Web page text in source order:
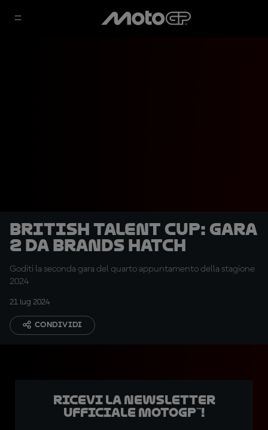
British Talent Cup: Gara
2 da Brands Hatch
Goditi la seconda gara del quarto appuntamento della stagione
2024
21 lug 2024
CONDIVIDI
Ricevi la newsletter
ufficiale MotoGP™!